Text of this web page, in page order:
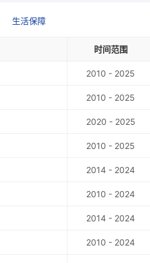
生活保障
时间范围
2010 - 2025
2010 - 2025
2020 - 2025
2010 - 2025
2014 - 2024
2010 - 2024
2014 - 2024
2010 - 2024